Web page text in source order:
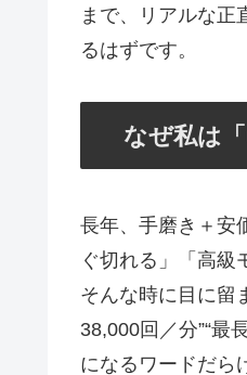
まで、リアルな正
るはずです。
なぜ私は
長年、手磨き＋安
ぐ切れる」「高級
そんな時に目に留
38,000回／分”“最
になるワードだら